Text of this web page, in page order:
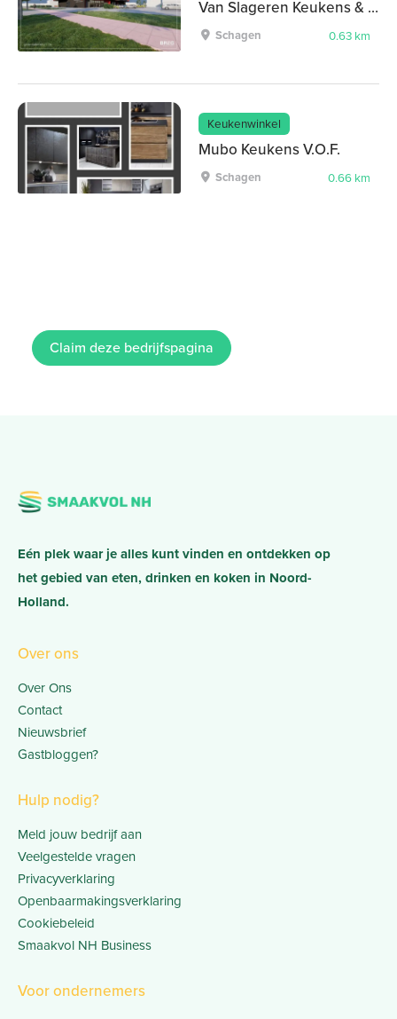
Van Slageren Keukens & Interieur
Schagen 0.63 km
Keukenwinkel
Mubo Keukens V.O.F.
Schagen 0.66 km
Claim deze bedrijfspagina
Eén plek waar je alles kunt vinden en ontdekken op
het gebied van eten, drinken en koken in Noord-
Holland.
Over ons
Over Ons
Contact
Nieuwsbrief
Gastbloggen?
Hulp nodig?
Meld jouw bedrijf aan
Veelgestelde vragen
Privacyverklaring
Openbaarmakingsverklaring
Cookiebeleid
Smaakvol NH Business
Voor ondernemers